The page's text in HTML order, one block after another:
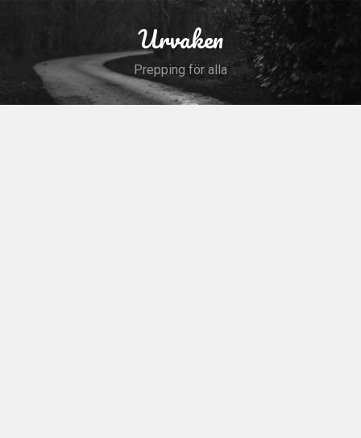
Urvaken
Prepping för alla